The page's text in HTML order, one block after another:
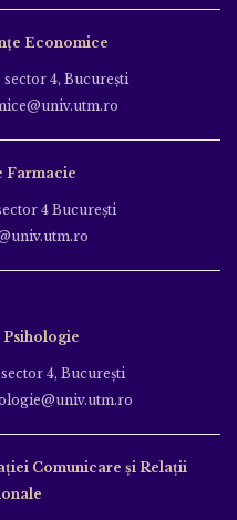
Economice
sector 4, Bucureşti
Farmacie
4 Bucureşti
4, Bucureşti
Comunicare și Relații